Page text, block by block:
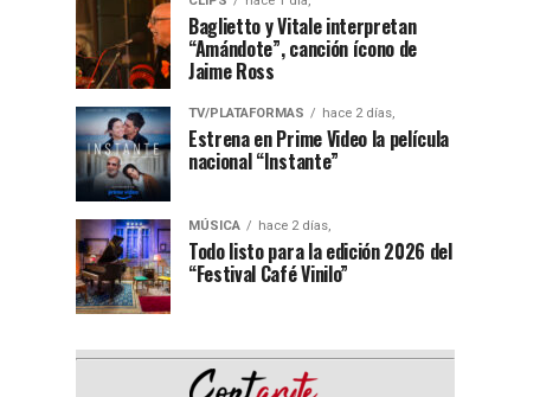
Baglietto y Vitale interpretan
“Amándote”, canción ícono de
Jaime Ross
TV/PLATAFORMAS hace 2 días,
Estrena en Prime Video la película
nacional “Instante”
MÚSICA hace 2 días,
Todo listo para la edición 2026 del
“Festival Café Vinilo”